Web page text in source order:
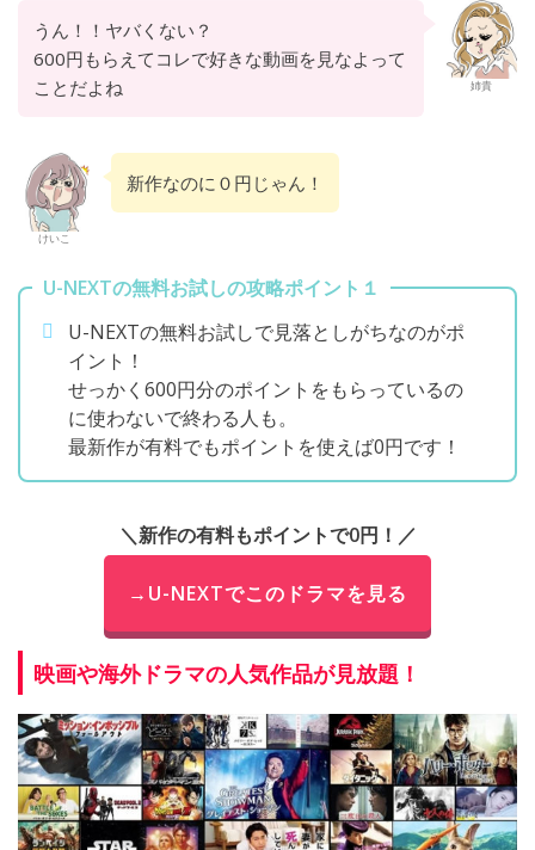
姉貴
うん！！ヤバくない？
600円もらえてコレで好きな動画を見なよって
ことだよね
けいこ
新作なのに０円じゃん！
U-NEXTの無料お試しの攻略ポイント１
U-NEXTの無料お試しで見落としがちなのがポ
イント！
せっかく600円分のポイントをもらっているの
に使わないで終わる人も。
最新作が有料でもポイントを使えば0円です！
＼新作の有料もポイントで0円！／
→U-NEXTでこのドラマを見る
映画や海外ドラマの人気作品が見放題！